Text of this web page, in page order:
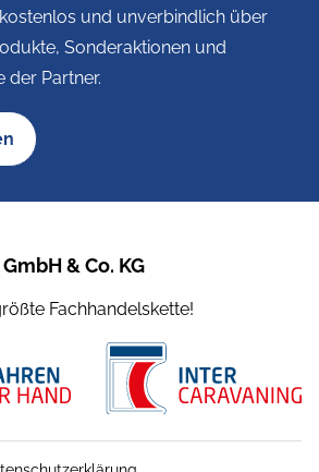
und unverbindlich über
Sonderaktionen und
der Partner.
& Co. KG
Fachhandelskette!